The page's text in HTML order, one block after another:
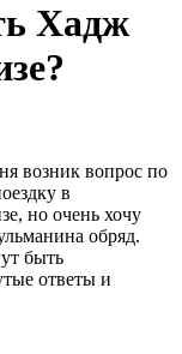
Хадж
возник вопрос по
в
но очень хочу
обряд.
быть
ответы и